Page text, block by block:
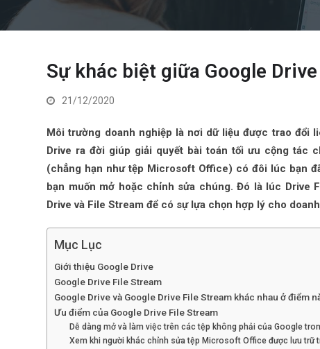
Sự khác biệt giữa Google
21/12/2020
Môi trường doanh nghiệp là nơi dữ liệu được trao đổi
Drive ra đời giúp giải quyết bài toán tối ưu cộng tác
(chẳng hạn như tệp Microsoft Office) có đôi lúc bạn
bạn muốn mở hoặc chỉnh sửa chúng. Đó là lúc Drive
Drive và File Stream để có sự lựa chọn hợp lý cho
Mục Lục
Giới thiệu Google Drive
Google Drive File Stream
Google Drive và Google Drive File Stream khác nhau ở điểm
Ưu điểm của Google Drive File Stream
Dễ dàng mở và làm việc trên các tệp không phải của Google
Xem khi người khác chỉnh sửa tệp Microsoft Office được lưu trữ